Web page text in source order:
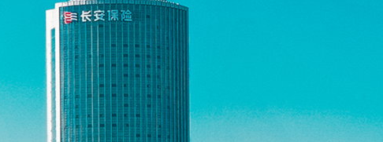
防范非法金融活动
反保险欺诈服务
服务承诺